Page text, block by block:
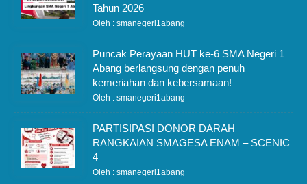
Tahun 2026
Oleh : smanegeri1abang
Puncak Perayaan HUT ke-6 SMA Negeri 1
Abang berlangsung dengan penuh
kemeriahan dan kebersamaan!
Oleh : smanegeri1abang
PARTISIPASI DONOR DARAH
RANGKAIAN SMAGESA ENAM – SCENIC
4
Oleh : smanegeri1abang